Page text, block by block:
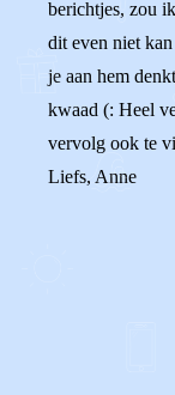
berichtjes, zou
dit even niet
je aan hem
kwaad (: Heel
vervolg ook te
Liefs, Anne